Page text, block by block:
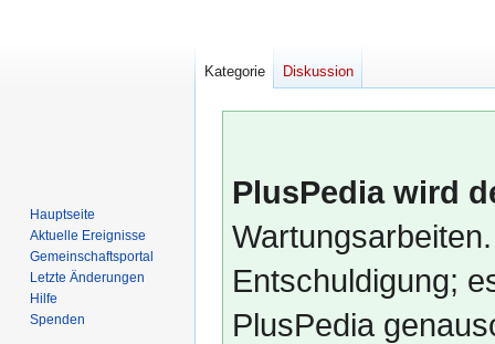
PlusPedia wird
Entschuldigung;
PlusPedia
Kategorie Diskussion
Hauptseite
Aktuelle Ereignisse
Gemeinschafts­portal
Letzte Änderungen
Hilfe
Spenden